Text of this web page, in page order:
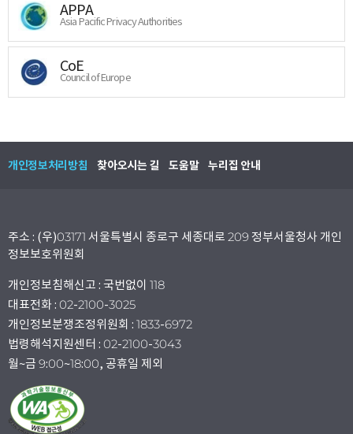
APPA
Asia Pacific Privacy Authorities
CoE
Council of Europe
개인정보처리방침 찾아오시는 길 도움말 누리집 안내
주소 : (우)03171 서울특별시 종로구 세종대로 209 정부서울청사 개인
정보보호위원회
개인정보침해신고 : 국번없이 118
대표전화 : 02-2100-3025
개인정보분쟁조정위원회 : 1833-6972
법령해석지원센터 : 02-2100-3043
월~금 9:00~18:00, 공휴일 제외